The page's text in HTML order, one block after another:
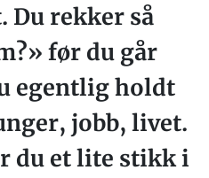
Du rekker så
før du går
egentlig holdt
jobb, livet.
du et lite stikk i